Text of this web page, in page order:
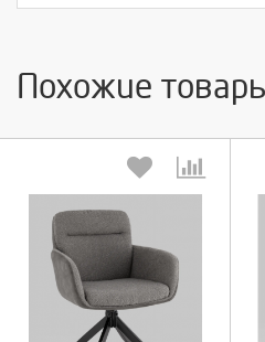
Похожие
Выберите количество: